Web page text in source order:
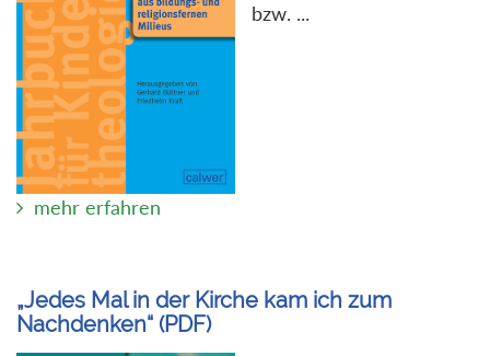
bzw. ...
mehr erfahren
„Jedes Mal in der Kirche kam ich zum
Nachdenken“ (PDF)